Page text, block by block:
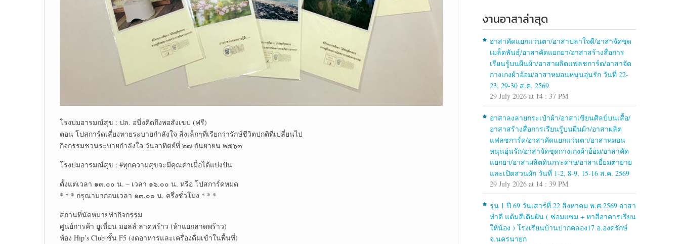
โรงบ่มอารมณ์สุข : ปล. อนึ่งคิดถึงพอสังเขป (ฟรี)
ตอน โปสการ์ดเสี่ยงทายระบายกำลังใจ สิ่งเล็กๆที่เรียกว่ารักษ์ชีวิตปกติที่เปลี่ยนไป
กิจกรรมชวนระบายกำลังใจ วันอาทิตย์ที่ ๒๗ กันยายน ๒๕๖๓
โรงบ่มอารมณ์สุข : #ทุกความสุขจะมีคุณค่าเมื่อได้แบ่งปัน
ตั้งแต่เวลา ๑๓.๐๐ น. – เวลา ๑๖.๐๐ น. หรือ โปสการ์ดหมด
* * * กรุณามาก่อนเวลา ๑๓.๐๐ น. ครึ่งชั่วโมง * * *
สถานที่นัดหมายทำกิจกรรม
ศูนย์การค้า ยูเนี่ยน มอลล์ ลาดพร้าว (ห้าแยกลาดพร้าว)
ห้อง Hip’s Club ชั้น F5 (งดอาหารและเครื่องดื่มเข้าในพื้นที่)
งานอาสาล่าสุด
อาสาคัดแยกแว่นตา/อาสาปลาใจดี/อาสาจัดชุด
เมล็ดพันธุ์/อาสาคัดแยกยา/อาสาสร้างสื่อการ
เรียนรู้บนผืนผ้า/อาสาผลิตแฟลชการ์ด/อาสาจัด
กางเกงผ้าอ้อม/อาสาหมอนหนุนอุ่นรัก วันที่ 22-
23, 29-30 ส.ค. 2569
29 July 2026 at 14 : 37 PM
อาสาลงลายกระเป๋าผ้า/อาสาเขียนศิลป์บนเสื้อ/
อาสาสร้างสื่อการเรียนรู้บนผืนผ้า/อาสาผลิต
แฟลชการ์ด/อาสาคัดแยกแว่นตา/อาสาหมอน
หนุนอุ่นรัก/อาสาจัดชุดกางเกงผ้าอ้อม/อาสาคัด
แยกยา/อาสาผลิตดินกระดาษ/อาสาเยี่ยมตายาย
และเปิดสวนผัก วันที่ 1-2, 8-9, 15-16 ส.ค. 2569
29 July 2026 at 14 : 39 PM
รุ่น 1 ปี 69 วันเสาร์ที่ 22 สิงหาคม พ.ศ.2569 อาสา
ทำดี แต้มสีเติมฝัน ( ซ่อมแซม + ทาสีอาคารเรียน
ให้น้อง ) โรงเรียนบ้านปากคลอง17 อ.องครักษ์
จ.นครนายก